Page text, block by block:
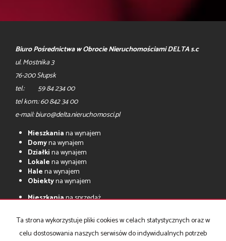
Biuro Pośrednictwa w Obrocie Nieruchomościami DELTA s.c
ul. Mostnika 3
76-200 Słupsk
tel.: 59 84 234 00
tel kom.: 60 842 34 00
e-mail: biuro@delta.nieruchomosci.pl
Mieszkaniana wynajem
Domyna wynajem
Działkina wynajem
Lokalena wynajem
Halena wynajem
Obiektyna wynajem
Mieszkaniana sprzedaż
Działkina sprzedaż
na sprzedaż
Halena sprzedaż
Ta strona wykorzystuje pliki cookies w celach statystycznych oraz w
celu dostosowania naszych serwisów do indywidualnych potrzeb